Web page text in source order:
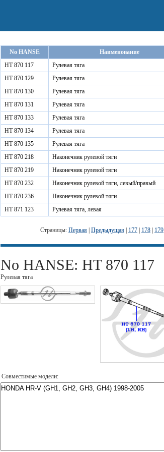
No HANSE Наименование
HT 870 117
Рулевая тяга
HT 870 129
Рулевая тяга
HT 870 130
Рулевая тяга
HT 870 131
Рулевая тяга
HT 870 133
Рулевая тяга
HT 870 134
Рулевая тяга
HT 870 135
Рулевая тяга
HT 870 218
Наконечник рулевой тяги
HT 870 219
Наконечник рулевой тяги
HT 870 232
Наконечник рулевой тяги, левый/правый
HT 870 236
Наконечник рулевой тяги
HT 871 123
Рулевая тяга, левая
Страницы: Первая Предыдущая 177 178 179
No HANSE: HT 870 117
Рулевая тяга
Совместимые модели: